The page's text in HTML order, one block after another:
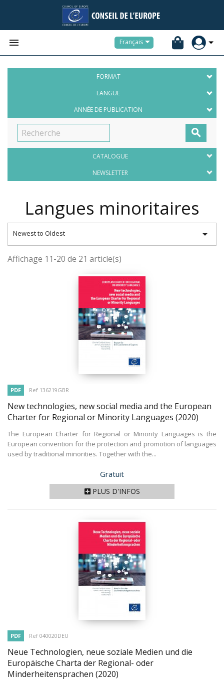
 Français
FORMAT
LANGUE
ANNÉE DE PUBLICATION

CATALOGUE
NEWSLETTER
Langues minoritaires
Newest to Oldest 
Affichage 11-20 de 21 article(s)
PDF Ref 136219GBR
New technologies, new social media and the European
Charter for Regional or Minority Languages (2020)
The European Charter for Regional or Minority Languages is the
European convention for the protection and promotion of languages
used by traditional minorities. Together with the...
Prix
Gratuit
PLUS D'INFOS
PDF Ref 040020DEU
Neue Technologien, neue soziale Medien und die
Europäische Charta der Regional- oder
Minderheitensprachen (2020)